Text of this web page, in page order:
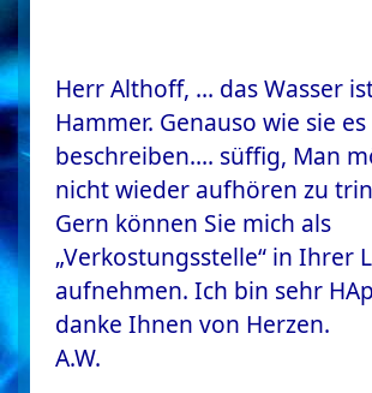
Herr Althoff, … das Wasser
Hammer. Genauso wie sie es
beschreiben…. süffig, Man
nicht wieder aufhören zu
Gern können Sie mich als
„Verkostungsstelle“ in Ihrer
aufnehmen. Ich bin sehr
danke Ihnen von Herzen.
A.W.